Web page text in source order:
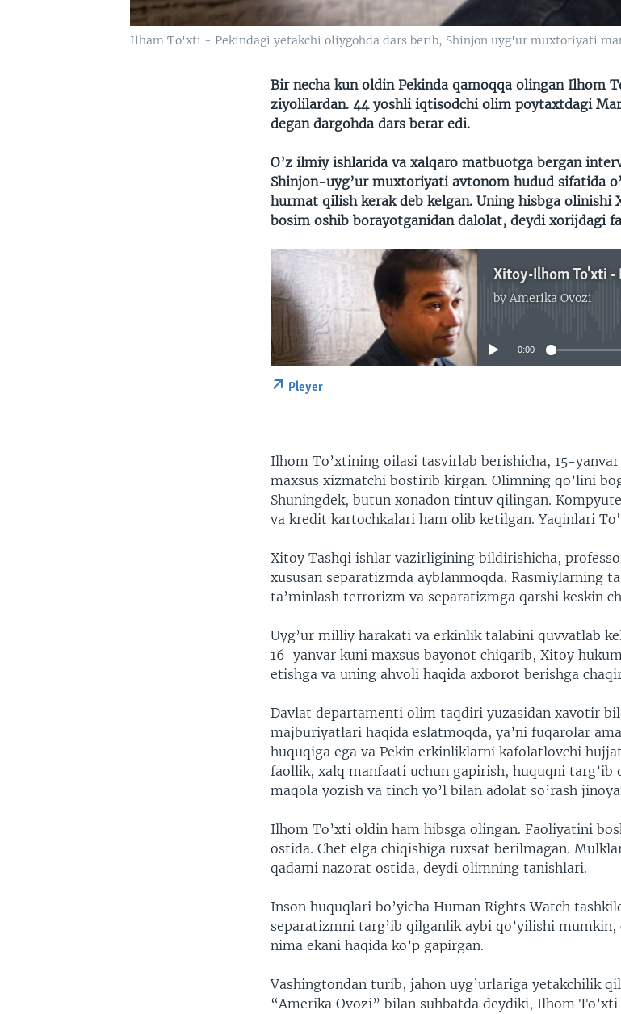
Ilham To'xti - Pekindagi yetakchi oliygohda dars berib, Shinjon uyg'ur muxtoriyati
Bir necha kun oldin Pekinda qamoqqa olingan Ilhom
ziyolilardan. 44 yoshli iqtisodchi olim poytaxtdagi
degan dargohda dars berar edi.
O’z ilmiy ishlarida va xalqaro matbuotga bergan
Shinjon-uyg’ur muxtoriyati avtonom hudud sifatida
hurmat qilish kerak deb kelgan. Uning hisbga olinishi
bosim oshib borayotganidan dalolat, deydi xorijdagi
byAmerika Ovozi
No media source currently
0:00
Pleyer
Ilhom To’xtining oilasi tasvirlab berishicha, 15-
maxsus xizmatchi bostirib kirgan. Olimning qo’lini
Shuningdek, butun xonadon tintuv qilingan.
va kredit kartochkalari ham olib ketilgan. Yaqinlari
Xitoy Tashqi ishlar vazirligining bildirishicha,
xususan separatizmda ayblanmoqda. Rasmiylarning
ta’minlash terrorizm va separatizmga qarshi keskin
Uyg’ur milliy harakati va erkinlik talabini quvvatlab
16-yanvar kuni maxsus bayonot chiqarib, Xitoy
etishga va uning ahvoli haqida axborot berishga
Davlat departamenti olim taqdiri yuzasidan xavotir
majburiyatlari haqida eslatmoqda, ya’ni fuqarolar
huquqiga ega va Pekin erkinliklarni kafolatlovchi
faollik, xalq manfaati uchun gapirish, huquqni
maqola yozish va tinch yo’l bilan adolat so’rash
Ilhom To’xti oldin ham hibsga olingan. Faoliyatini
ostida. Chet elga chiqishiga ruxsat berilmagan.
qadami nazorat ostida, deydi olimning tanishlari.
Inson huquqlari bo’yicha Human Rights Watch
separatizmni targ’ib qilganlik aybi qo’yilishi
nima ekani haqida ko’p gapirgan.
Vashingtondan turib, jahon uyg’urlariga yetakchilik
“Amerika Ovozi” bilan suhbatda deydiki, Ilhom